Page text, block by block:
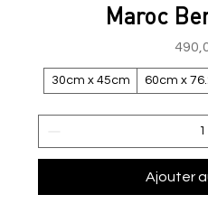
Maroc
Prix
30cm x 45cm 60cm x
Ajouter